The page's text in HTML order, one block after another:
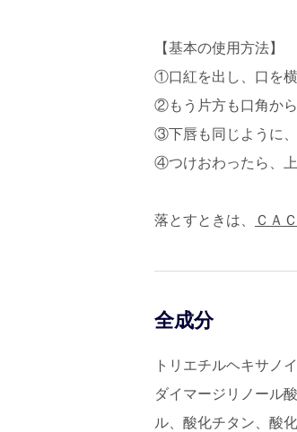
【基本の使用方法】
①口紅を出し、口を横
②もう片方も口角から
③下唇も同じように、
④つけおわったら、上
落とすときは、 ＣＡ
全成分
トリエチルヘキサノ
ダイマージリノール
ル、酸化チタン、酸